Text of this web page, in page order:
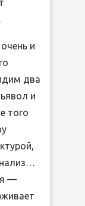
и
два
и
того
—